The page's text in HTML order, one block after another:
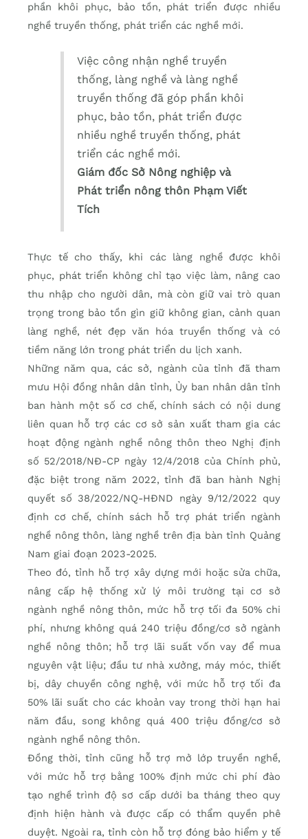
phần khôi phục, bảo tồn, phát triển được nhiều
nghề truyền thống, phát triển các nghề mới.
Việc công nhận nghề truyền
thống, làng nghề và làng nghề
truyền thống đã góp phần khôi
phục, bảo tồn, phát triển được
nhiều nghề truyền thống, phát
triển các nghề mới.
Giám đốc Sở Nông nghiệp và
Phát triển nông thôn Phạm Viết
Tích
Thực tế cho thấy, khi các làng nghề được khôi
phục, phát triển không chỉ tạo việc làm, nâng cao
thu nhập cho người dân, mà còn giữ vai trò quan
trọng trong bảo tồn gìn giữ không gian, cảnh quan
làng nghề, nét đẹp văn hóa truyền thống và có
tiềm năng lớn trong phát triển du lịch xanh.
Những năm qua, các sở, ngành của tỉnh đã tham
mưu Hội đồng nhân dân tỉnh, Ủy ban nhân dân tỉnh
ban hành một số cơ chế, chính sách có nội dung
liên quan hỗ trợ các cơ sở sản xuất tham gia các
hoạt động ngành nghề nông thôn theo Nghị định
số 52/2018/NĐ-CP ngày 12/4/2018 của Chính phủ,
đặc biệt trong năm 2022, tỉnh đã ban hành Nghị
quyết số 38/2022/NQ-HĐND ngày 9/12/2022 quy
định cơ chế, chính sách hỗ trợ phát triển ngành
nghề nông thôn, làng nghề trên địa bàn tỉnh Quảng
Nam giai đoạn 2023-2025.
Theo đó, tỉnh hỗ trợ xây dựng mới hoặc sửa chữa,
nâng cấp hệ thống xử lý môi trường tại cơ sở
ngành nghề nông thôn, mức hỗ trợ tối đa 50% chi
phí, nhưng không quá 240 triệu đồng/cơ sở ngành
nghề nông thôn; hỗ trợ lãi suất vốn vay để mua
nguyên vật liệu; đầu tư nhà xưởng, máy móc, thiết
bị, dây chuyền công nghệ, với mức hỗ trợ tối đa
50% lãi suất cho các khoản vay trong thời hạn hai
năm đầu, song không quá 400 triệu đồng/cơ sở
ngành nghề nông thôn.
Đồng thời, tỉnh cũng hỗ trợ mở lớp truyền nghề,
với mức hỗ trợ bằng 100% định mức chi phí đào
tạo nghề trình độ sơ cấp dưới ba tháng theo quy
định hiện hành và được cấp có thẩm quyền phê
duyệt. Ngoài ra, tỉnh còn hỗ trợ đóng bảo hiểm y tế